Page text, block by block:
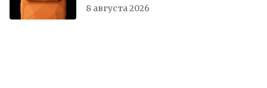
8 августа 2026